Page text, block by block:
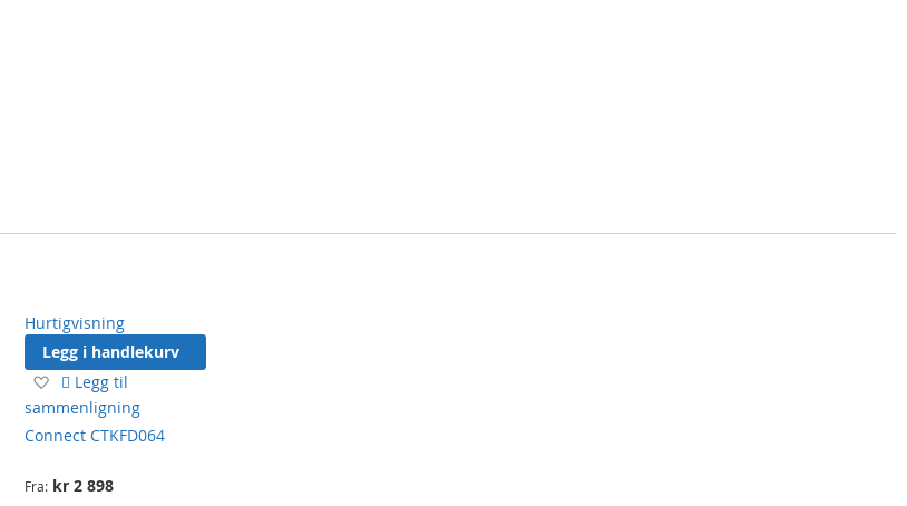
Hurtigvisning
Legg i handlekurv
Legg
til
ønskeliste
Legg til
sammenligning
Connect CTKFD064
Fra kr 2 898